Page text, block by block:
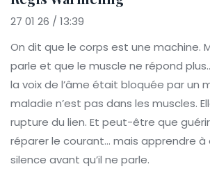
27 01 26 / 13:39
On dit que le corps est une machine.
parle et que le muscle ne répond
la voix de l’âme était bloquée par un
maladie n’est pas dans les muscles.
rupture du lien. Et peut-être que
réparer le courant… mais apprendre à
silence avant qu’il ne parle.